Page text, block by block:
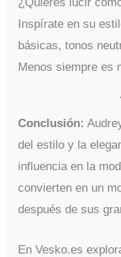
Inspírate en su
básicas, tonos
Menos siempre es
Conclusión:
del estilo y la
influencia en la
convierten en un
después de sus
En Vesko.es